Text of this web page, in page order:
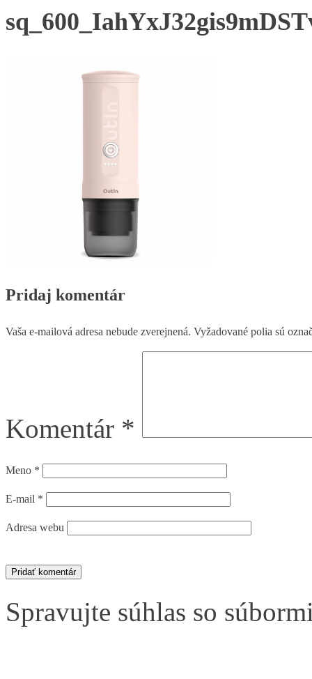
Pridaj komentár
Vaša e-mailová adresa nebude zverejnená. Vyžadované polia sú
Komentár *
Meno *
E-mail *
Adresa webu
Spravujte súhlas so